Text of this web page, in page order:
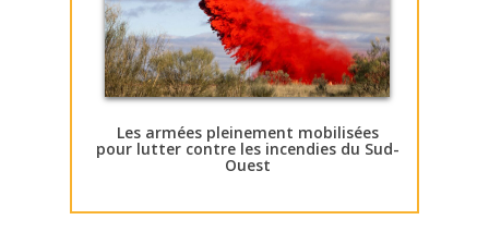
Les armées pleinement mobilisées
pour lutter contre les incendies du Sud-
Ouest